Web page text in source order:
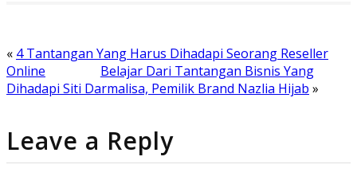
« 4 Tantangan Yang Harus Dihadapi Seorang Reseller
Online
Belajar Dari Tantangan Bisnis Yang
Dihadapi Siti Darmalisa, Pemilik Brand Nazlia Hijab »
Leave a Reply